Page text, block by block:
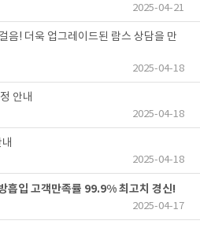
2025-04-21
음! 더욱 업그레이드된 람스 상담을 만
2025-04-18
안내
2025-04-18
2025-04-18
흡입 고객만족률 99.9% 최고치 경신!
2025-04-17